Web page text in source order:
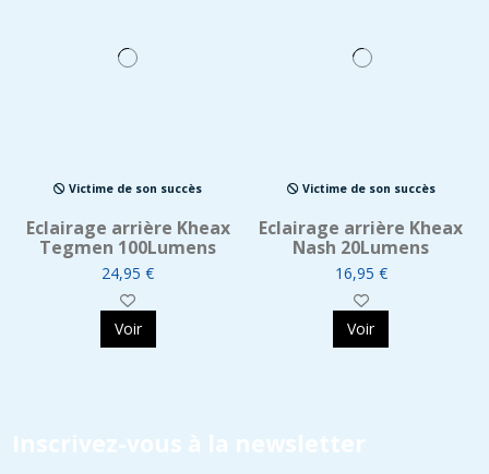
Victime de son succès
Eclairage arrière Kheax
Tegmen 100Lumens
24,95 €
Voir
Victime de son succès
Eclairage arrière Kheax
Nash 20Lumens
16,95 €
Voir
Inscrivez-vous à la newsletter